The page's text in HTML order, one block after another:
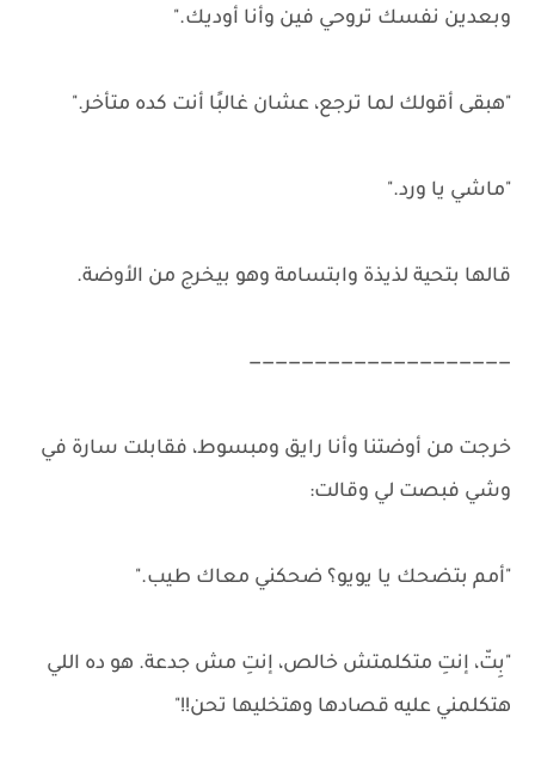
وبعدين نفسك تروحي فين وأنا أوديك."
"هبقى أقولك لما ترجع، عشان غالبًا أنت كده متأخر."
"ماشي يا ورد."
قالها بتحية لذيذة وابتسامة وهو بيخرج من الأوضة.
————————————————————
خرجت من أوضتنا وأنا رايق ومبسوط، فقابلت سارة في
وشي فبصت لي وقالت:
"أمم بتضحك يا يويو؟ ضحكني معاك طيب."
"بِتّ، إنتِ متكلمتش خالص، إنتِ مش جدعة. هو ده اللي
هتكلمني عليه قصادها وهتخليها تحن!!"